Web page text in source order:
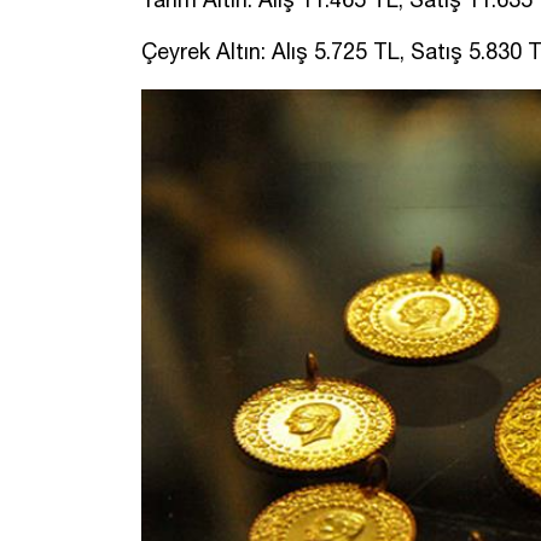
Çeyrek Altın: Alış 5.725 TL, Satış 5.830